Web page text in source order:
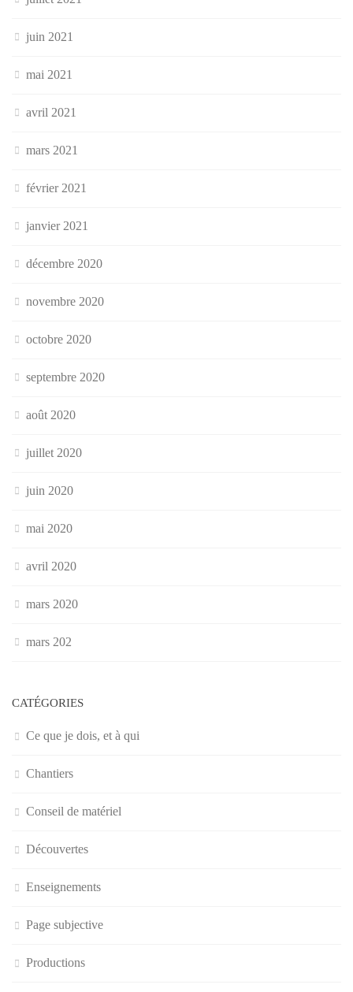
juin 2021
mai 2021
avril 2021
mars 2021
février 2021
janvier 2021
décembre 2020
novembre 2020
octobre 2020
septembre 2020
août 2020
juillet 2020
juin 2020
mai 2020
avril 2020
mars 2020
mars 202
CATÉGORIES
Ce que je dois, et à qui
Chantiers
Conseil de matériel
Découvertes
Enseignements
Page subjective
Productions